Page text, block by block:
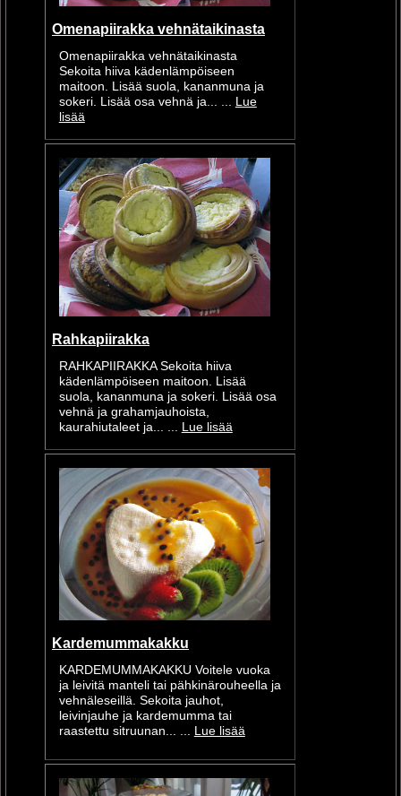
Omenapiirakka vehnätaikinasta
Omenapiirakka vehnätaikinasta
Sekoita hiiva kädenlämpöiseen
maitoon. Lisää suola, kananmuna ja
sokeri. Lisää osa vehnä ja... ...
Lue
lisää
Rahkapiirakka
RAHKAPIIRAKKA Sekoita hiiva
kädenlämpöiseen maitoon. Lisää
suola, kananmuna ja sokeri. Lisää osa
vehnä ja grahamjauhoista,
kaurahiutaleet ja... ...
Lue lisää
Kardemummakakku
KARDEMUMMAKAKKU Voitele vuoka
ja leivitä manteli tai pähkinärouheella ja
vehnäleseillä. Sekoita jauhot,
leivinjauhe ja kardemumma tai
raastettu sitruunan... ...
Lue lisää